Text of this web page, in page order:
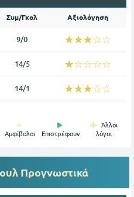
Συμ/Γκολ Αξιολόγηση
9/0 ☆☆☆☆☆
★★★★★
14/5 ☆☆☆☆☆
★★★★★
14/1 ☆☆☆☆☆
★★★★★
Αμφίβολοι Επιστρέφουν
Άλλοι
λόγοι
Προγνωστικά